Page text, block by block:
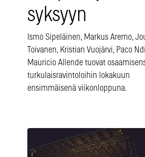
syksyyn
Ismo Sipeläinen, Markus Aremo,
Toivanen, Kristian Vuojärvi, Paco
Mauricio Allende tuovat
turkulaisravintoloihin lokakuun
ensimmäisenä viikonloppuna.